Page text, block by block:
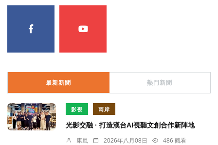
最新新聞 熱門新聞
影視 兩岸
光影交融 · 打造漢台AI視聽文創合作新陣地
康嵐 2026年八月08日
486 觀看